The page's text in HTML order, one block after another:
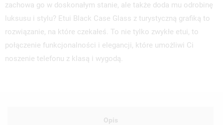
zachowa go w doskonałym stanie, ale także doda mu odrobinę
luksusu i stylu? Etui Black Case Glass z turystyczną grafiką to
rozwiązanie, na które czekałeś. To nie tylko zwykłe etui, to
połączenie funkcjonalności i elegancji, które umożliwi Ci
noszenie telefonu z klasą i wygodą.
Opis